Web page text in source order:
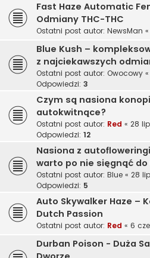
Fast Haze Automatic
Odmiany THC-THC
Ostatni post autor: NewsMan «
Blue Kush –
z najciekawszych
Ostatni post autor: Owocowy «
Odpowiedzi: 3
Czym są nasiona
autokwitnące?
Ostatni post autor: Red « 28
Odpowiedzi: 12
Nasiona z
warto po nie sięgnąć do
Ostatni post autor: Blue « 28
Odpowiedzi: 5
Auto Skywalker Haze –
Dutch Passion
Ostatni post autor: Red « 6
Durban Poison - Duża